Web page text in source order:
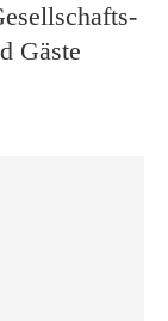
Gäste